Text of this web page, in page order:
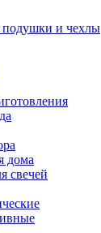
подушки и чехлы
дома
свечей